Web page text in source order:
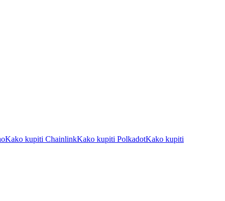
Kako kupiti ChainlinkKako kupiti PolkadotKako kupiti